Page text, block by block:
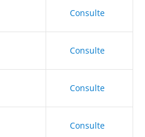
Consulte
Consulte
Consulte
Consulte